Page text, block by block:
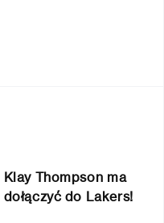
Klay Thompson ma
dołączyć do Lakers!